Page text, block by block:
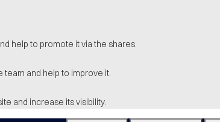
help to promote it via the shares.
and help to improve it.
and increase its visibility.